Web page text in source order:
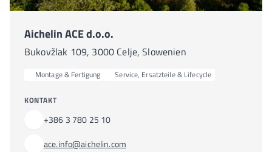
Aichelin ACE d.o.o.
Bukovžlak 109, 3000 Celje, Slowenien
Montage & Fertigung Service, Ersatzteile & Lifecycle
KONTAKT
+386 3 780 25 10
ace.info@aichelin.com